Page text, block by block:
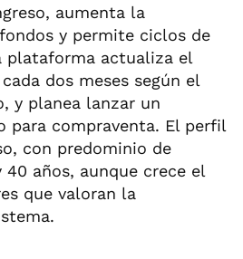
aumenta la
y permite ciclos de
plataforma actualiza el
dos meses según el
y planea lanzar un
para compraventa. El perfil
con predominio de
40 años, aunque crece el
que valoran la